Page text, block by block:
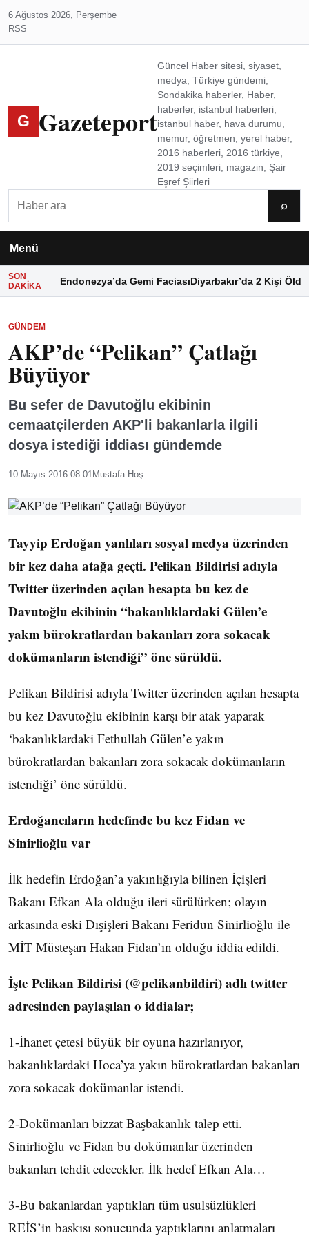
6 Ağustos 2026, Perşembe
RSS
G Gazeteport
Güncel Haber sitesi, siyaset,
medya, Türkiye gündemi,
Sondakika haberler, Haber,
haberler, istanbul haberleri,
istanbul haber, hava durumu,
memur, öğretmen, yerel haber,
2016 haberleri, 2016 türkiye,
2019 seçimleri, magazin, Şair
Eşref Şiirleri
⌕
Menü
SON
DAKIKA
Endonezya’da Gemi FaciasıDiyarbakır’da 2 Kişi Öldü
GÜNDEM
AKP’de “Pelikan” Çatlağı
Büyüyor
Bu sefer de Davutoğlu ekibinin
cemaatçilerden AKP'li bakanlarla ilgili
dosya istediği iddiası gündemde
10 Mayıs 2016 08:01Mustafa Hoş
Tayyip Erdoğan yanlıları sosyal medya üzerinden
bir kez daha atağa geçti. Pelikan Bildirisi adıyla
Twitter üzerinden açılan hesapta bu kez de
Davutoğlu ekibinin “bakanlıklardaki Gülen’e
yakın bürokratlardan bakanları zora sokacak
dokümanların istendiği” öne sürüldü.
Pelikan Bildirisi adıyla Twitter üzerinden açılan hesapta
bu kez Davutoğlu ekibinin karşı bir atak yaparak
‘bakanlıklardaki Fethullah Gülen’e yakın
bürokratlardan bakanları zora sokacak dokümanların
istendiği’ öne sürüldü.
Erdoğancıların hedefinde bu kez Fidan ve
Sinirlioğlu var
İlk hedefin Erdoğan’a yakınlığıyla bilinen İçişleri
Bakanı Efkan Ala olduğu ileri sürülürken; olayın
arkasında eski Dışişleri Bakanı Feridun Sinirlioğlu ile
MİT Müsteşarı Hakan Fidan’ın olduğu iddia edildi.
İşte Pelikan Bildirisi (@pelikanbildiri) adlı twitter
adresinden paylaşılan o iddialar;
1-İhanet çetesi büyük bir oyuna hazırlanıyor,
bakanlıklardaki Hoca’ya yakın bürokratlardan bakanları
zora sokacak dokümanlar istendi.
2-Dokümanları bizzat Başbakanlık talep etti.
Sinirlioğlu ve Fidan bu dokümanlar üzerinden
bakanları tehdit edecekler. İlk hedef Efkan Ala…
3-Bu bakanlardan yaptıkları tüm usulsüzlükleri
REİS’in baskısı sonucunda yaptıklarını anlatmaları